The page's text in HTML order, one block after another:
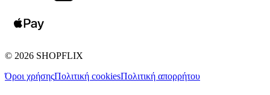
© 2026 SHOPFLIX
Όροι χρήσηςΠολιτική cookiesΠολιτική απορρήτου